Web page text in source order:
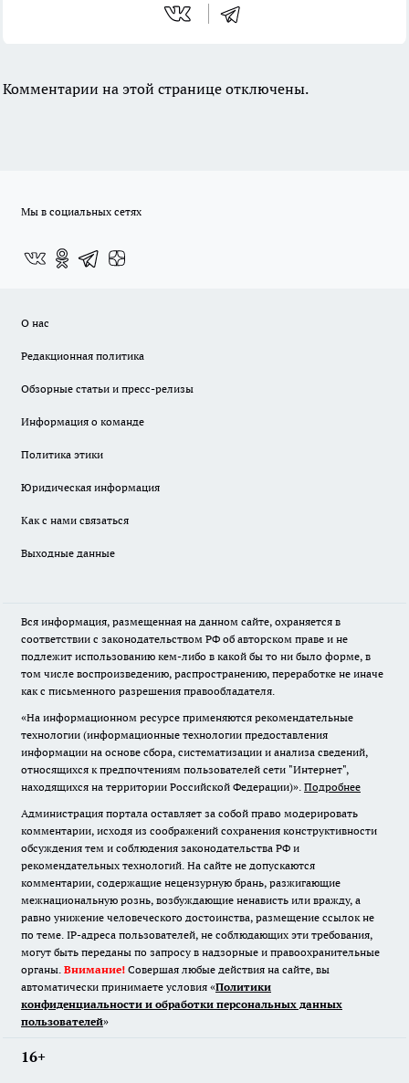
Комментарии на этой странице отключены.
Мы в социальных сетях
О нас
Редакционная политика
Обзорные статьи и пресс-релизы
Информация о команде
Политика этики
Юридическая информация
Как с нами связаться
Выходные данные
Вся информация, размещенная на данном сайте, охраняется в
соответствии с законодательством РФ об авторском праве и не
подлежит использованию кем-либо в какой бы то ни было форме, в
том числе воспроизведению, распространению, переработке не иначе
как с письменного разрешения правообладателя.
«На информационном ресурсе применяются рекомендательные
технологии (информационные технологии предоставления
информации на основе сбора, систематизации и анализа сведений,
относящихся к предпочтениям пользователей сети "Интернет",
находящихся на территории Российской Федерации)». Подробнее
Администрация портала оставляет за собой право модерировать
комментарии, исходя из соображений сохранения конструктивности
обсуждения тем и соблюдения законодательства РФ и
рекомендательных технологий. На сайте не допускаются
комментарии, содержащие нецензурную брань, разжигающие
межнациональную рознь, возбуждающие ненависть или вражду, а
равно унижение человеческого достоинства, размещение ссылок не
по теме. IP-адреса пользователей, не соблюдающих эти требования,
могут быть переданы по запросу в надзорные и правоохранительные
органы. Внимание! Совершая любые действия на сайте, вы
автоматически принимаете условия «Политики
конфиденциальности и обработки персональных данных
пользователей»
16+